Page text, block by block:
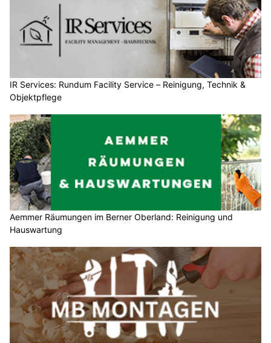
IR Services: Rundum Facility Service – Reinigung, Technik &
Objektpflege
Aemmer Räumungen im Berner Oberland: Reinigung und
Hauswartung